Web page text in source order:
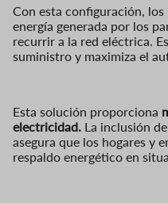
Con esta configuración,
energía generada por los
recurrir a la red eléctrica.
suministro y maximiza el
Esta solución proporciona
electricidad. La inclusión
asegura que los hogares y
respaldo energético en